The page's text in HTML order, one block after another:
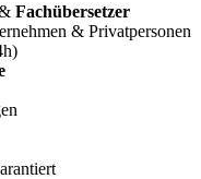
Fachübersetzer
& Privatpersonen